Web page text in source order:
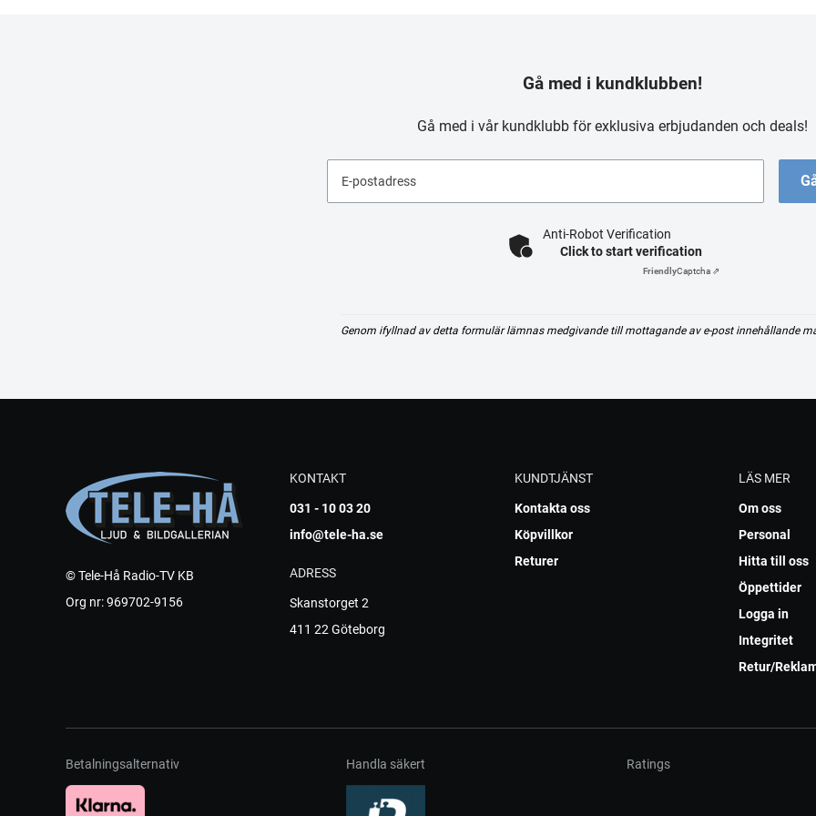
Gå med i kundklubben!
Gå med i vår kundklubb för exklusiva erbjudanden och deals!
E-postadress
Anti-Robot Verification
Click to start verification
FriendlyCaptcha ⇗
Genom ifyllnad av detta formulär lämnas medgivande till mottagande av e-post innehållande
© Tele-Hå Radio-TV KB
Org nr: 969702-9156
KONTAKT
031 - 10 03 20
info@tele-ha.se
ADRESS
Skanstorget 2
411 22 Göteborg
KUNDTJÄNST
Kontakta oss
Köpvillkor
Returer
LÄS MER
Om oss
Personal
Hitta till oss
Öppettider
Logga in
Integritet
Retur/
Betalningsalternativ Handla säkert Ratings